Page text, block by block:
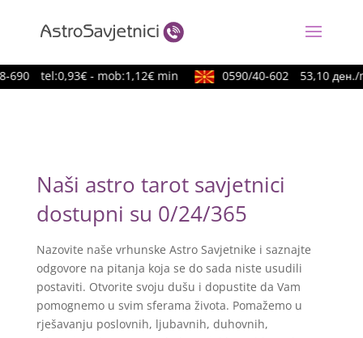
690 tel:0,93€ - mob:1,12€ min 0590/40-602 53,10 ден./
Naši astro tarot savjetnici
dostupni su 0/24/365
Nazovite naše vrhunske Astro Savjetnike i saznajte
odgovore na pitanja koja se do sada niste usudili
postaviti. Otvorite svoju dušu i dopustite da Vam
pomognemo u svim sferama života. Pomažemo u
rješavanju poslovnih, ljubavnih, duhovnih,